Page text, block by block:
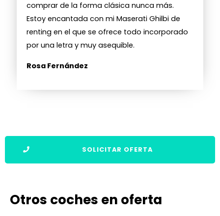
comprar de la forma clásica nunca más.
Estoy encantada con mi Maserati Ghilbi de
renting en el que se ofrece todo incorporado
por una letra y muy asequible.
Rosa Fernández
SOLICITAR OFERTA
Otros coches en oferta